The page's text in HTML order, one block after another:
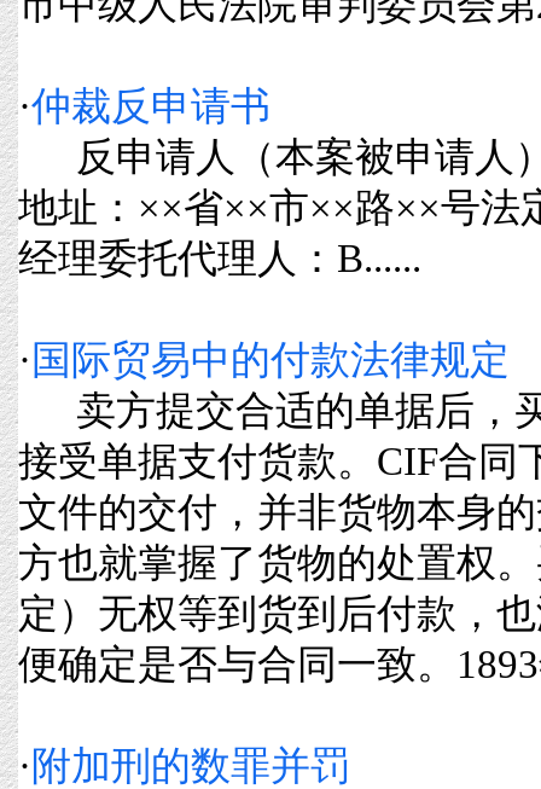
·仲裁反申请书
反申请人（本案被申请人
地址：××省××市××路××号法
经理委托代理人：B......
· 国际贸易中的付款法律规定
卖方提交合适的单据后，
接受单据支付货款。CIF合同
文件的交付，并非货物本身
方也就掌握了货物的处置权
定）无权等到货到后付款，
便确定是否与合同一致。
·附加刑的数罪并罚